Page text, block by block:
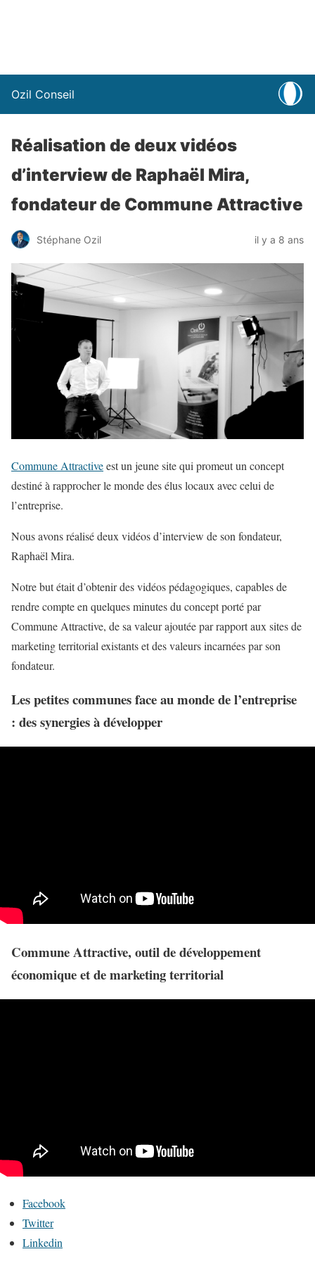
Ozil Conseil
Réalisation de deux vidéos
d’interview de Raphaël Mira,
fondateur de Commune Attractive
Stéphane Ozil il y a 8 ans
Commune Attractiveest un jeune site qui promeut un concept
destiné à rapprocher le monde des élus locaux avec celui de
l’entreprise.
Nous avons réalisé deux vidéos d’interview de son fondateur,
Raphaël Mira.
Notre but était d’obtenir des vidéos pédagogiques, capables de
rendre compte en quelques minutes du concept porté par
Commune Attractive, de sa valeur ajoutée par rapport aux sites de
marketing territorial existants et des valeurs incarnées par son
fondateur.
Les petites communes face au monde de l’entreprise
: des synergies à développer
Commune Attractive, outil de développement
économique et de marketing territorial
Facebook
Twitter
Linkedin